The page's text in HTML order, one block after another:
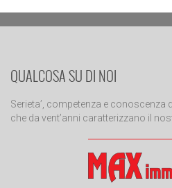
QUALCOSA SU DI NOI
Serieta’, competenza e conoscenza
che da vent’anni caratterizzano il